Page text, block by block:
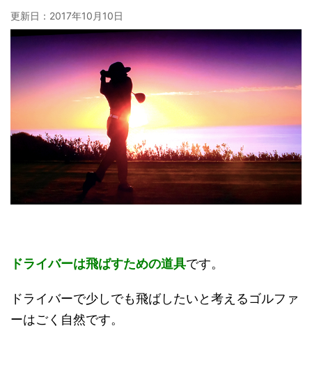
更新日： 2017年10月10日
ドライバーは飛ばすための道具です。
ドライバーで少しでも飛ばしたいと考えるゴルファ
ーはごく自然です。